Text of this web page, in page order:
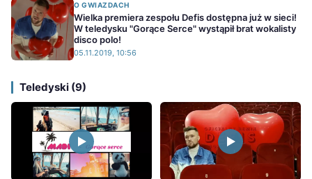
O GWIAZDACH
Wielka premiera zespołu Defis dostępna już w sieci!
W teledysku "Gorące Serce" wystąpił brat wokalisty
disco polo!
05.11.2019, 10:56
Teledyski (9)